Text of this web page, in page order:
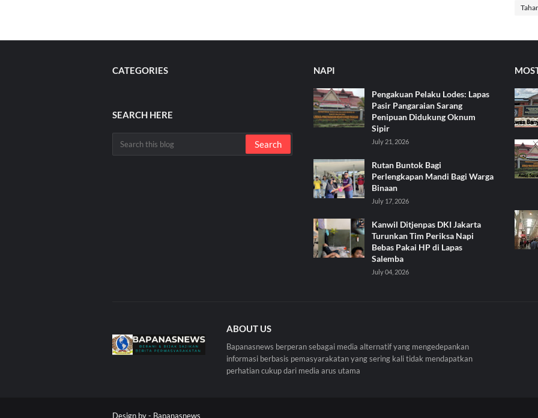
CATEGORIES
SEARCH HERE
NAPI
Pengakuan Pelaku Lodes: Lapas
Pasir Pangaraian Sarang
Penipuan Didukung Oknum
Sipir
July 21, 2026
Rutan Buntok Bagi
Perlengkapan Mandi Bagi Warga
Binaan
July 17, 2026
Kanwil Ditjenpas DKI Jakarta
Turunkan Tim Periksa Napi
Bebas Pakai HP di Lapas
Salemba
July 04, 2026
ABOUT US
Bapanasnews berperan sebagai media alternatif yang mengedepankan
informasi berbasis pemasyarakatan yang sering kali tidak mendapatkan
perhatian cukup dari media arus utama
Design by - Bapanasnews